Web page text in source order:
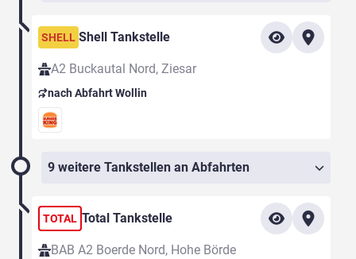
SHELL Shell Tankstelle
A2 Buckautal Nord, Ziesar
nach Abfahrt Wollin
9 weitere Tankstellen an Abfahrten
TOTAL Total Tankstelle
BAB A2 Boerde Nord, Hohe Börde